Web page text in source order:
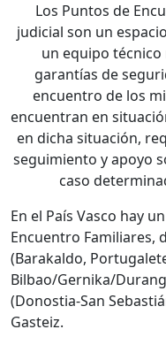
Los Puntos de
judicial son un
un equipo
garantías de
encuentro de los
encuentran en
en dicha situación,
seguimiento y apoyo
caso
En el País Vasco hay
Encuentro Familiares,
(Barakaldo,
Bilbao/Gernika/
(Donostia-San
Gasteiz.